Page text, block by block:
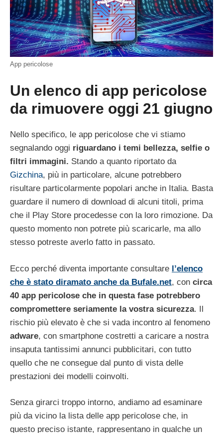
App pericolose
Un elenco di app pericolose
da rimuovere oggi 21 giugno
Nello specifico, le app pericolose che vi stiamo
segnalando oggi riguardano i temi bellezza, selfie o
filtri immagini. Stando a quanto riportato da
Gizchina, più in particolare, alcune potrebbero
risultare particolarmente popolari anche in Italia. Basta
guardare il numero di download di alcuni titoli, prima
che il Play Store procedesse con la loro rimozione. Da
questo momento non potrete più scaricarle, ma allo
stesso potreste averlo fatto in passato.
Ecco perché diventa importante consultare l’elenco
che è stato diramato anche da Bufale.net, con circa
40 app pericolose che in questa fase potrebbero
compromettere seriamente la vostra sicurezza. Il
rischio più elevato è che si vada incontro al fenomeno
adware, con smartphone costretti a caricare a nostra
insaputa tantissimi annunci pubblicitari, con tutto
quello che ne consegue dal punto di vista delle
prestazioni dei modelli coinvolti.
Senza girarci troppo intorno, andiamo ad esaminare
più da vicino la lista delle app pericolose che, in
questo preciso istante, rappresentano in qualche un